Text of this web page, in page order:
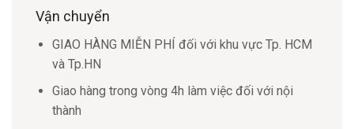
Vận chuyển
GIAO HÀNG MIỄN PHÍ đối với khu vực Tp. HCM
và Tp.HN
Giao hàng trong vòng 4h làm việc đối với nội
thành